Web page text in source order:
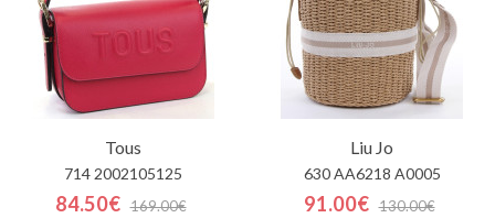
Tous
714 2002105125
84.50€ 169.00€
Liu Jo
630 AA6218 A0005
91.00€ 130.00€